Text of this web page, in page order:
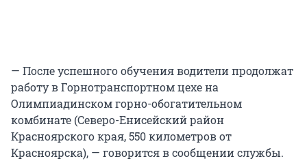
— После успешного обучения водители продолжат
работу в Горнотранспортном цехе на
Олимпиадинском горно-обогатительном
комбинате (Северо-Енисейский район
Красноярского края, 550 километров от
Красноярска), — говорится в сообщении службы.